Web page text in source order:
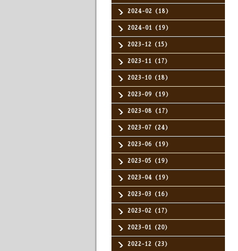
2024-02（18）
2024-01（19）
2023-12（15）
2023-11（17）
2023-10（18）
2023-09（19）
2023-08（17）
2023-07（24）
2023-06（19）
2023-05（19）
2023-04（19）
2023-03（16）
2023-02（17）
2023-01（20）
2022-12（23）